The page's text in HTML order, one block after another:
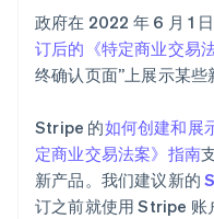
政府在 2022 年 6 月 1
订后的《特定商业交易法
终确认页面”上展示某些
Stripe 的如何创建和展
定商业交易法案》指南
新产品。我们建议新的
订之前就使用 Stripe 账
阿联酋
English
爱尔兰
English
English
奥地利
DeutschEnglish
澳大利亚
English